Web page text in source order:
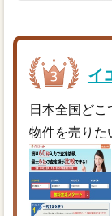
イ
日本全国ど
物件を売りた